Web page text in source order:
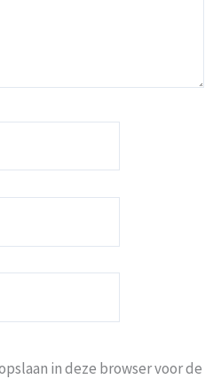
in deze browser voor de